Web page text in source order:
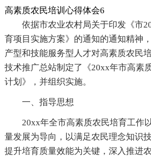
高素质农民培训心得体会6
依据市农业农村局关于印发《市
育项目实施方案》的通知的通知精神
产型和技能服务型人才对高素质农民
技术推广总站制定了《20xx年市高素
计划》，并组织实施。
一、指导思想
20xx年全市高素质农民培育工作
量发展为导向，以满足农民理念知识
提升培育质量效能为关键，深入推进